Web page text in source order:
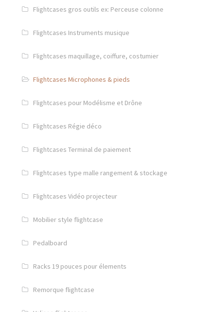
Flightcases gros outils ex: Perceuse colonne
Flightcases Instruments musique
Flightcases maquillage, coiffure, costumier
Flightcases Microphones & pieds
Flightcases pour Modélisme et Drône
Flightcases Régie déco
Flightcases Terminal de paiement
Flightcases type malle rangement & stockage
Flightcases Vidéo projecteur
Mobilier style flightcase
Pedalboard
Racks 19 pouces pour élements
Remorque flightcase